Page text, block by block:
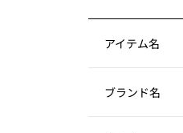
アイテム名
ブランド名